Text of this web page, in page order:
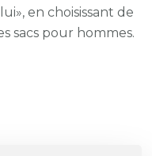
en choisissant de
sacs pour hommes.